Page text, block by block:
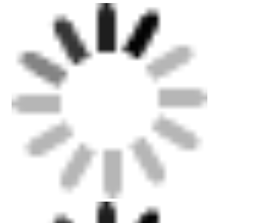
Kwaliteitscontrole
Contacteer ons
Vraag een offerte aan
met een vermogen van niet meer dan 50 W
Pipe Butt Welding Machine